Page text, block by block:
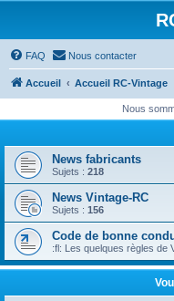
FAQ Nous contacter
Accueil Accueil RC-Vintage
Nous
News fabricants
Sujets : 218
News Vintage-RC
Sujets : 156
Code de bonne
:fl: Les quelques règles de